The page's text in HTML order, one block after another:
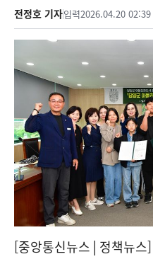
전정호 기자입력2026.04.20 02:39
[중앙통신뉴스│정책뉴스]